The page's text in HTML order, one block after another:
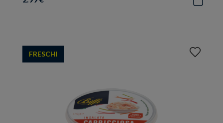
FRESCHI
Aggiungi